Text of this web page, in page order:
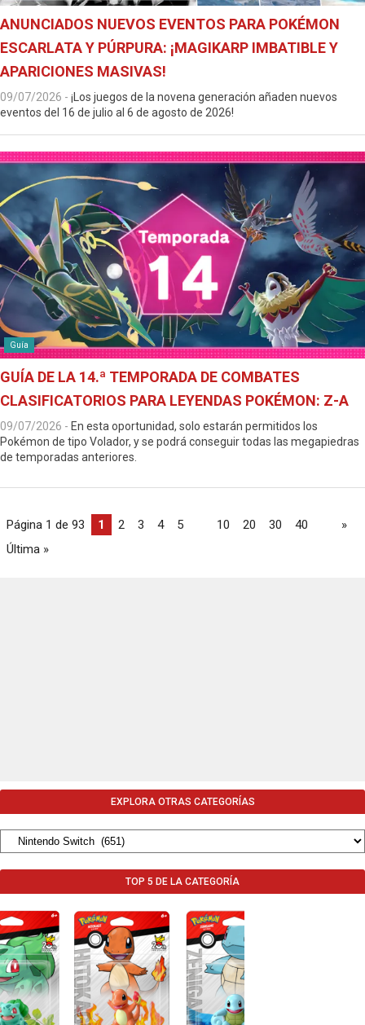
ANUNCIADOS NUEVOS EVENTOS PARA POKÉMON
ESCARLATA Y PÚRPURA: ¡MAGIKARP IMBATIBLE Y
APARICIONES MASIVAS!
09/07/2026 - ¡Los juegos de la novena generación añaden nuevos
eventos del 16 de julio al 6 de agosto de 2026!
Guía
GUÍA DE LA 14.ª TEMPORADA DE COMBATES
CLASIFICATORIOS PARA LEYENDAS POKÉMON: Z-A
09/07/2026 - En esta oportunidad, solo estarán permitidos los
Pokémon de tipo Volador, y se podrá conseguir todas las megapiedras
de temporadas anteriores.
Página 1 de 93 1 2 3 4 5 10 20 30 40
»
Última »
EXPLORA OTRAS CATEGORÍAS
TOP 5 DE LA CATEGORÍA